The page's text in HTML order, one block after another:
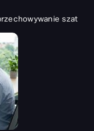
szat